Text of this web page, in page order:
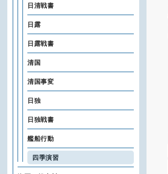
日清戦書
日露
日露戦書
清国
清国事変
日独
日独戦書
艦船行動
四季演習